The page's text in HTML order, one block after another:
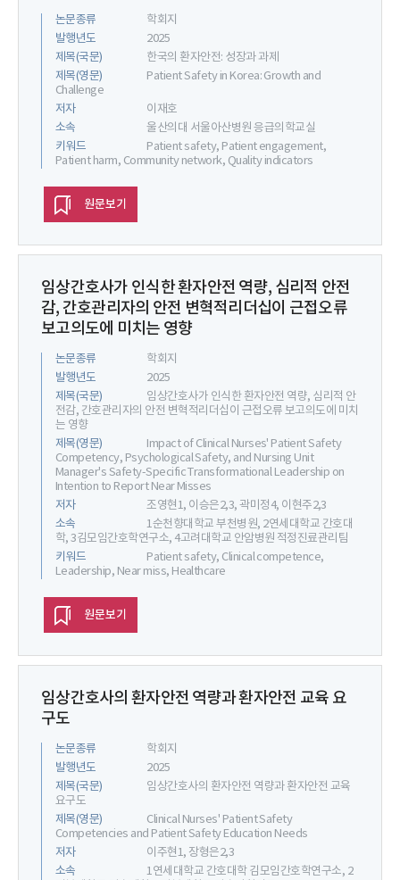
논문종류
학회지
발행년도
2025
제목(국문)
한국의 환자안전: 성장과 과제
제목(영문)
Patient Safety in Korea: Growth and
Challenge
저자
이재호
소속
울산의대 서울아산병원 응급의학교실
키워드
Patient safety, Patient engagement,
Patient harm, Community network, Quality indicators
원문보기
임상간호사가 인식한 환자안전 역량, 심리적 안전
감, 간호관리자의 안전 변혁적리더십이 근접오류
보고의도에 미치는 영향
논문종류
학회지
발행년도
2025
제목(국문)
임상간호사가 인식한 환자안전 역량, 심리적 안
전감, 간호관리자의 안전 변혁적리더십이 근접오류 보고의도에 미치
는 영향
제목(영문)
Impact of Clinical Nurses' Patient Safety
Competency, Psychological Safety, and Nursing Unit
Manager's Safety-Specific Transformational Leadership on
Intention to Report Near Misses
저자
조영현1, 이승은2,3, 곽미정4, 이현주2,3
소속
1순천향대학교 부천병원, 2연세대학교 간호대
학, 3김모임간호학연구소, 4고려대학교 안암병원 적정진료관리팀
키워드
Patient safety, Clinical competence,
Leadership, Near miss, Healthcare
원문보기
임상간호사의 환자안전 역량과 환자안전 교육 요
구도
논문종류
학회지
발행년도
2025
제목(국문)
임상간호사의 환자안전 역량과 환자안전 교육
요구도
제목(영문)
Clinical Nurses' Patient Safety
Competencies and Patient Safety Education Needs
저자
이주현1, 장형은2,3
소속
1연세대학교 간호대학 김모임간호학연구소, 2